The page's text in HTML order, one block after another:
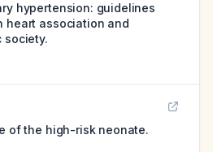
hypertension: guidelines
heart association and
society.
of the high-risk neonate.